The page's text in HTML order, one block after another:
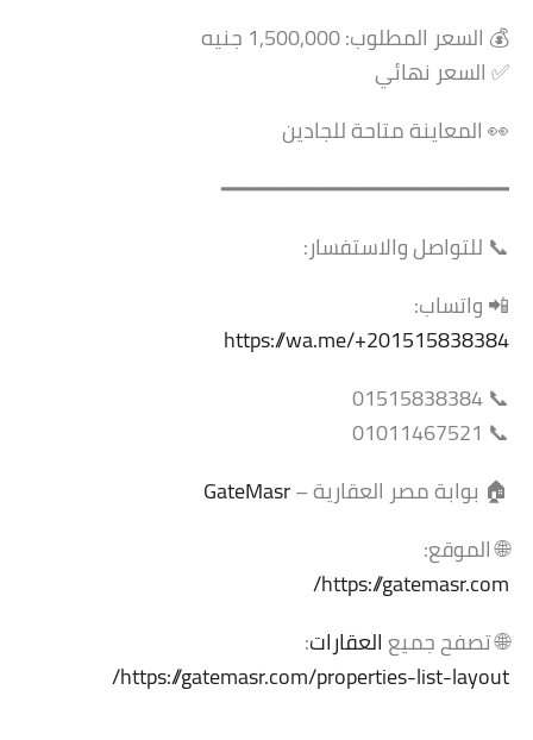
💰 السعر المطلوب: 1,500,000 جنيه
✅ السعر نهائي
👀 المعاينة متاحة للجادين
━━━━━━━━━━━━━━━━━━━━━━
📞 للتواصل والاستفسار:
📲 واتساب:
https://wa.me/+201515838384
📞 01515838384
📞 01011467521
🏠 بوابة مصر العقارية –GateMasr
🌐 الموقع:
https://gatemasr.com/
🌐 تصفح جميعالعقارات:
https://gatemasr.com/properties-list-layout/